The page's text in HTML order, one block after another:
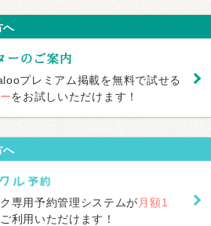
へ
プレミアム掲載を無料で試せる
をお試しいただけます！
へ
専用予約管理システムが 月額1
利用いただけます！